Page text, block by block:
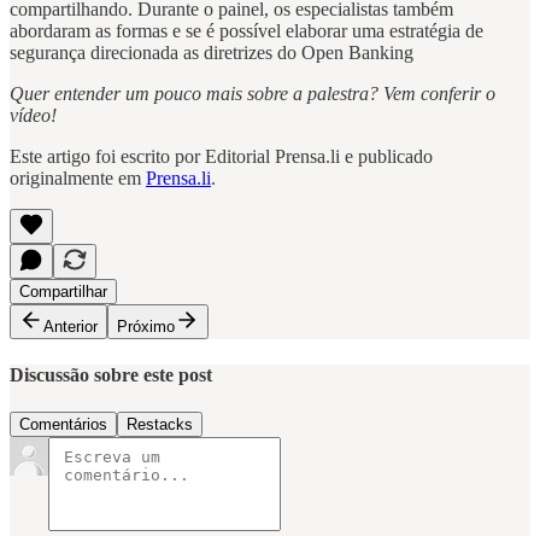
compartilhando. Durante o painel, os especialistas também
abordaram as formas e se é possível elaborar uma estratégia de
segurança direcionada as diretrizes do Open Banking
Quer entender um pouco mais sobre a palestra? Vem conferir o
vídeo!
Este artigo foi escrito por Editorial Prensa.li e publicado
originalmente em Prensa.li.
Compartilhar
Anterior
Próximo
Discussão sobre este post
Comentários Restacks